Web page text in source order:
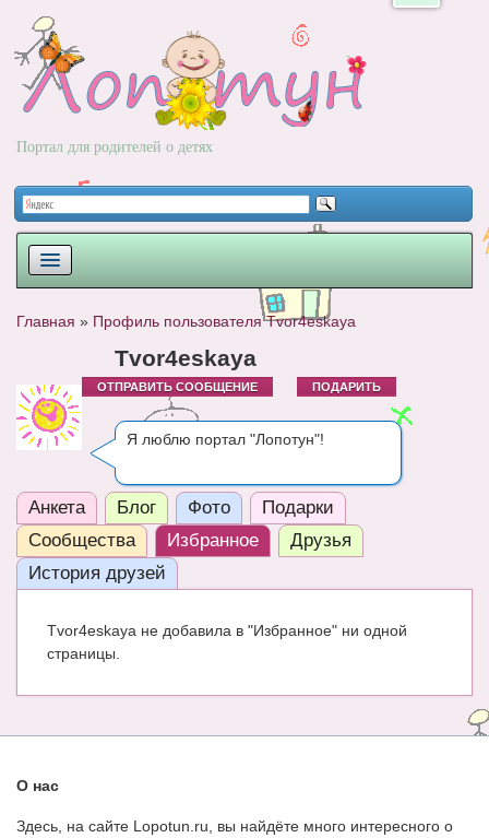
Портал для родителей о детях
НОВОРОЖДЕННЫЙ
РАЗВИТИЕ
ВОПРОС-ОТВЕТ
ЧАТ
КНИГИ
Главная » Профиль пользователя Tvor4eskaya
Tvor4eskaya
ОТПРАВИТЬ СООБЩЕНИЕ ПОДАРИТЬ
Я люблю портал "Лопотун"!
Анкета Блог Фото
Подарки
Сообщества
Избранное
Друзья
История друзей
Tvor4eskaya не добавила в "Избранное" ни одной
страницы.
О нас
Здесь, на сайте Lopotun.ru, вы найдёте много интересного о